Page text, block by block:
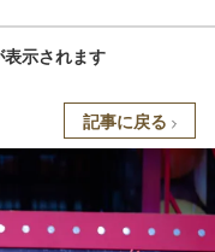
示されます
記事に戻る